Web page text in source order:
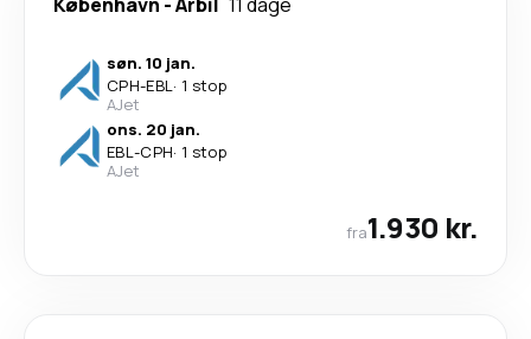
søn. 10 jan.
CPH-EBL· 1 stop
AJet
ons. 20 jan.
EBL-CPH· 1 stop
AJet
fra1.930 kr.